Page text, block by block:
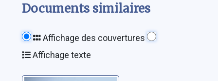
Documents similaires
Affichage des couvertures
Affichage texte